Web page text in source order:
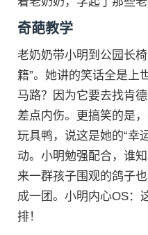
奇葩教学
老奶奶带小明到公园长
籍”。她讲的笑话全是上
马路？因为它要去找肯
差点内伤。更搞笑的是
玩具鸭，说这是她的“幸
动。小明勉强配合，谁
来一群孩子围观的鸽子
成一团。小明内心OS：
排！